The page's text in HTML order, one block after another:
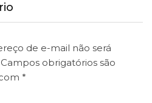
de e-mail não será
Campos obrigatórios são
*